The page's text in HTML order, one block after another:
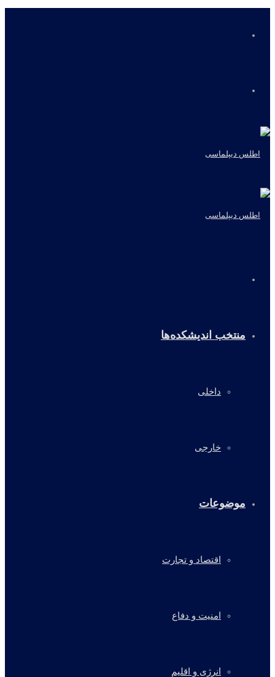
منتخب اندیشکده‌ها
داخلی
خارجی
موضوعات
اقتصاد و تجارت
امنیت و دفاع
انرژی و اقلیم